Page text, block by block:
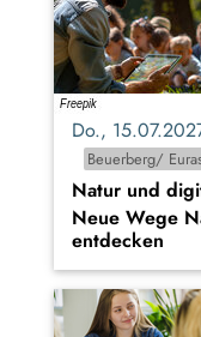
Do.,
Beuerberg/
Natur und
Neue Wege
entdecken